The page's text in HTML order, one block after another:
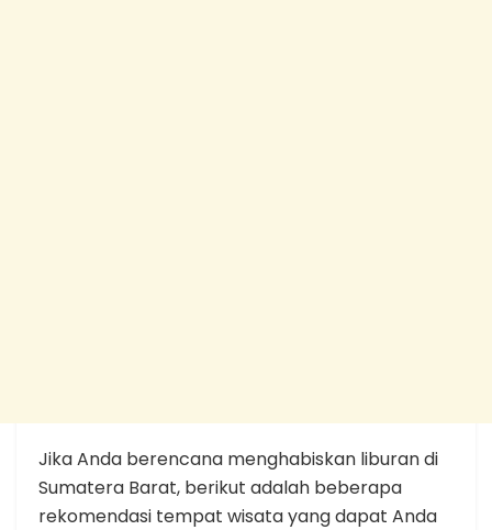
Jika Anda berencana menghabiskan liburan di
Sumatera Barat, berikut adalah beberapa
rekomendasi tempat wisata yang dapat Anda